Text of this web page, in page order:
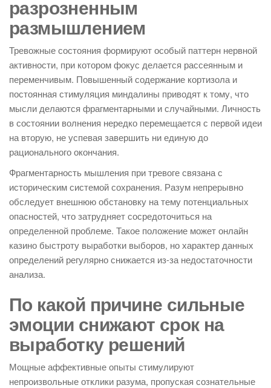
разрозненным
размышлением
Тревожные состояния формируют особый паттерн нервной
активности, при котором фокус делается рассеянным и
переменчивым. Повышенный содержание кортизола и
постоянная стимуляция миндалины приводят к тому, что
мысли делаются фрагментарными и случайными. Личность
в состоянии волнения нередко перемещается с первой идеи
на вторую, не успевая завершить ни единую до
рационального окончания.
Фрагментарность мышления при тревоге связана с
историческим системой сохранения. Разум непрерывно
обследует внешнюю обстановку на тему потенциальных
опасностей, что затрудняет сосредоточиться на
определенной проблеме. Такое положение может онлайн
казино быстроту выработки выборов, но характер данных
определений регулярно снижается из-за недостаточности
анализа.
По какой причине сильные
эмоции снижают срок на
выработку решений
Мощные аффективные опыты стимулируют
непроизвольные отклики разума, пропуская сознательные